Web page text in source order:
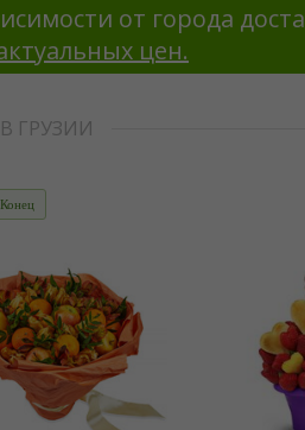
от города
цен.
ГРУЗИИ
Конец